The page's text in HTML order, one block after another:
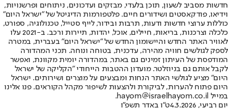
חדשות מסביב לשעון, תוכן בלעדי, מבזקים ועדכונים, ניתוחים ופרשנויות,
וידיאו, פודקאסטים ושידורים חיים. פלטפורמות הדיגיטל של "ישראל היום"
כוללות ערוצי חדשות ודעות, תרבות ובידור, לייף סטייל, טכנולוגיה, ספורט,
כלכלה וצרכנות, בריאות, חיילים, אוכל, יהדות, תיירות ורכב. ב-2021 עלו
לאוויר האתר החדש והיישומון החדש של "ישראל היום" בעברית, במטרה
לספק לגולשים חוויה מהירה, עדכנית, בטוחה ונוחה. תכני המהדורה
המודפסת של העיתון זמינים גם באתר, במהדורה יומית מקוונת, ואפשר
לקבל אותם גם בניוזלטר. מועדון ההטבות הייחודי "הקליקה של ישראל
היום" מציע לגולשי האתר הנחות ומבצעים על מוצרים ושירותים. ישראל
היום פתוח להערות, לביקורת ולהצעות לשיפור מקהל הקוראים. פנו אלינו
במייל hayom@israelhayom.co.il.
יום רביעי, 4.3.2026
ט"ו באדר תשפ"ו